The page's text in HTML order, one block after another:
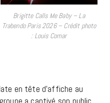
Brigitte Calls Me Baby – La
Trabendo Paris 2026 – Crédit photo
: Louis Comar
en tête d’affiche au